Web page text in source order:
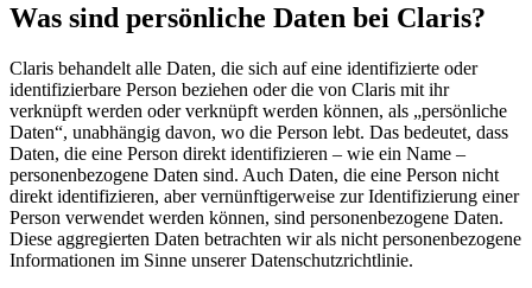
Was sind persönliche Daten bei Claris?
Claris behandelt alle Daten, die sich auf eine identifizierte oder
identifizierbare Person beziehen oder die von Claris mit ihr
verknüpft werden oder verknüpft werden können, als „persönliche
Daten“, unabhängig davon, wo die Person lebt. Das bedeutet, dass
Daten, die eine Person direkt identifizieren – wie ein Name –
personenbezogene Daten sind. Auch Daten, die eine Person nicht
direkt identifizieren, aber vernünftigerweise zur Identifizierung einer
Person verwendet werden können, sind personenbezogene Daten.
Diese aggregierten Daten betrachten wir als nicht personenbezogene
Informationen im Sinne unserer Datenschutzrichtlinie.